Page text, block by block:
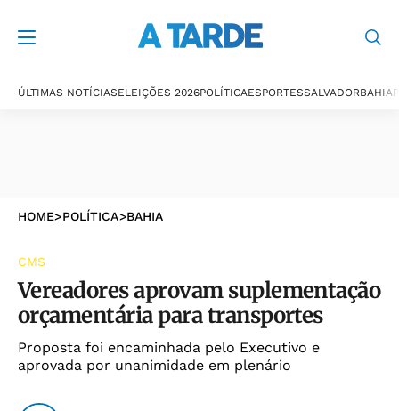
ÚLTIMAS NOTÍCIASELEIÇÕES 2026POLÍTICAESPORTESSALVADORBAHIA
HOME>POLÍTICA>BAHIA
CMS
Vereadores aprovam suplementação
orçamentária para transportes
Proposta foi encaminhada pelo Executivo e
aprovada por unanimidade em plenário